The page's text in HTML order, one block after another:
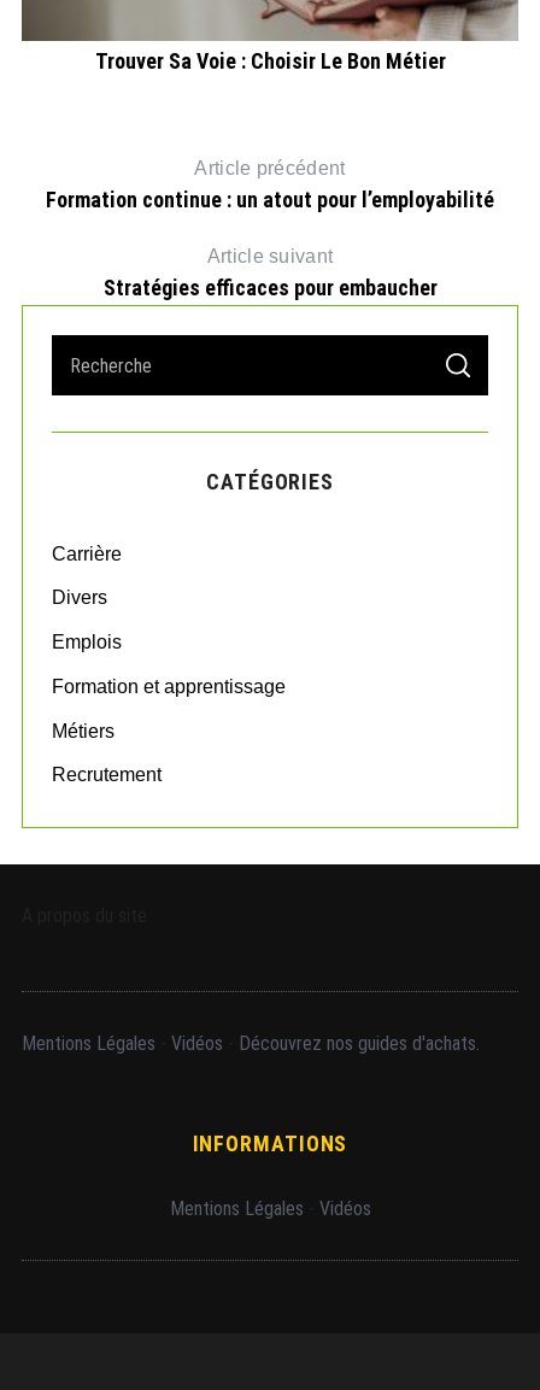
Trouver Sa Voie : Choisir Le Bon Métier
Article précédent
Formation continue : un atout pour l’employabilité
Article suivant
Stratégies efficaces pour embaucher
a
r
o
:
S
A
C
CATÉGORIES
Carrière
Divers
Emplois
Formation et apprentissage
Métiers
Recrutement
Mentions Légales Vidéos Découvrez nos guides d'achats.
INFORMATIONS
Mentions Légales Vidéos